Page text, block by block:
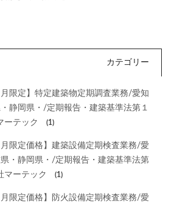
カテゴリー
月限定】特定建築物定期調査業務/愛知
静岡県・/定期報告・建築基準法第１
ーテック
(1)
月限定価格】建築設備定期検査業務/愛
・静岡県・/定期報告・建築基準法第
マーテック
(1)
月限定価格】防火設備定期検査業務/愛